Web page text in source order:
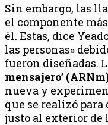
Sin embargo, las
el componente
él. Estas, dice
las personas»
fueron diseñadas.
mensajero’
nueva y
que se realizó
justo al exterior de